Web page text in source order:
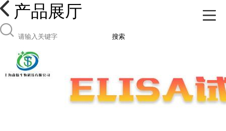
产品展厅
搜索